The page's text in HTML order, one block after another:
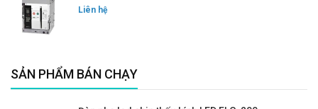
Liên hệ
SẢN PHẨM BÁN CHẠY